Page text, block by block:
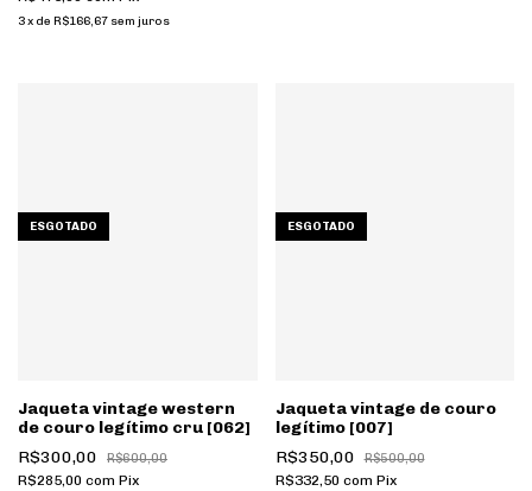
3x de R$166,67 sem juros
ESGOTADO
Jaqueta vintage western
de couro legítimo cru [062]
R$300,00
R$600,00
R$285,00 com Pix
ESGOTADO
Jaqueta vintage de couro
legítimo [007]
R$350,00
R$500,00
R$332,50 com Pix